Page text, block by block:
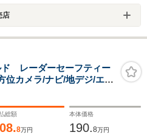
店
レーダーセーフティー
位カメラ/ナビ/地デジ/エア
/Gグリル
総額
8万円
本体価格
190.8万円